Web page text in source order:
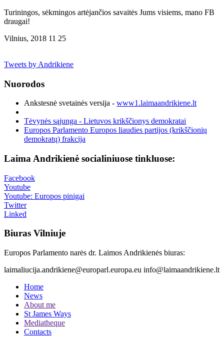
Turiningos, sėkmingos artėjančios savaitės Jums visiems, mano FB
draugai!
Vilnius, 2018 11 25
Tweets by Andrikiene
Nuorodos
Ankstesnė svetainės versija - www1.laimaandrikiene.lt
Tėvynės sąjunga - Lietuvos krikščionys demokratai
Europos Parlamento Europos liaudies partijos (krikščionių
demokratų) frakcija
Laima Andrikienė socialiniuose tinkluose:
Facebook
Youtube
Youtube: Europos pinigai
Twitter
Linked
Biuras Vilniuje
Europos Parlamento narės dr. Laimos Andrikienės biuras:
laimaliucija.andrikiene@europarl.europa.eu info@laimaandrikiene.lt
Home
News
About me
St James Ways
Mediatheque
Contacts